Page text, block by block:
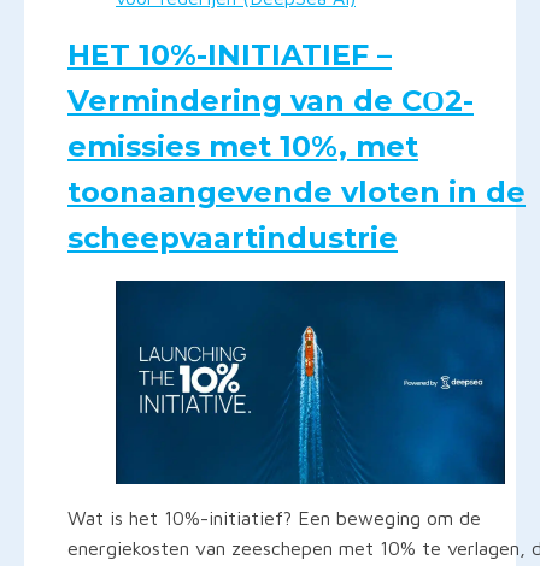
HET 10%-INITIATIEF –
Vermindering van de CΟ2-
emissies met 10%, met
toonaangevende vloten in de
scheepvaartindustrie
Wat is het 10%-initiatief? Een beweging om de
energiekosten van zeeschepen met 10% te verlagen,